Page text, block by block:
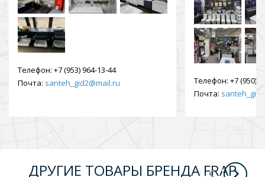
Телефон: +7 (953) 964-13-44
Почта: santeh_gid2@mail.ru Телефон: +7 (950)
Почта:
ДРУГИЕ ТОВАРЫ БРЕНДА FRAP